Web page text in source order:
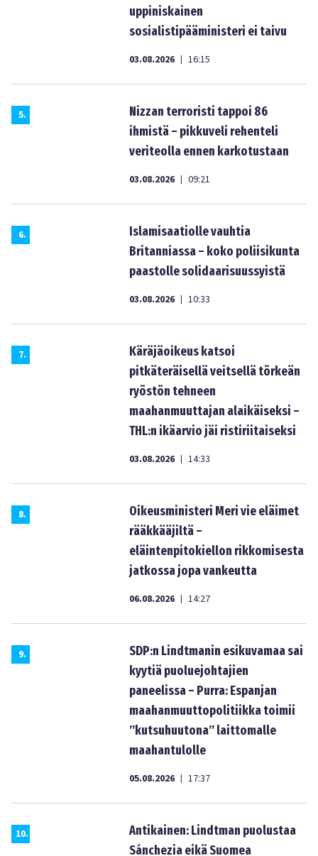
uppiniskainen
sosialistipääministeri ei taivu
03.08.2026 | 16:15
5.
Nizzan terroristi tappoi 86
ihmistä – pikkuveli rehenteli
veriteolla ennen karkotustaan
03.08.2026 | 09:21
6.
Islamisaatiolle vauhtia
Britanniassa – koko poliisikunta
paastolle solidaarisuussyistä
03.08.2026 | 10:33
7.
Käräjäoikeus katsoi
pitkäteräisellä veitsellä törkeän
ryöstön tehneen
maahanmuuttajan alaikäiseksi –
THL:n ikäarvio jäi ristiriitaiseksi
03.08.2026 | 14:33
8.
Oikeusministeri Meri vie eläimet
rääkkääjiltä –
eläintenpitokiellon rikkomisesta
jatkossa jopa vankeutta
06.08.2026 | 14:27
9.
SDP:n Lindtmanin esikuvamaa sai
kyytiä puoluejohtajien
paneelissa – Purra: Espanjan
maahanmuuttopolitiikka toimii
”kutsuhuutona” laittomalle
maahantulolle
05.08.2026 | 17:37
10.
Antikainen: Lindtman puolustaa
Sánchezia eikä Suomea